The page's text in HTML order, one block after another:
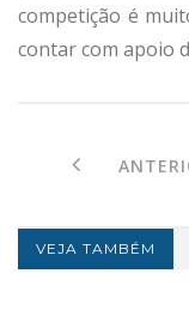
competição é
contar com apoio
VEJA TAMBÉM